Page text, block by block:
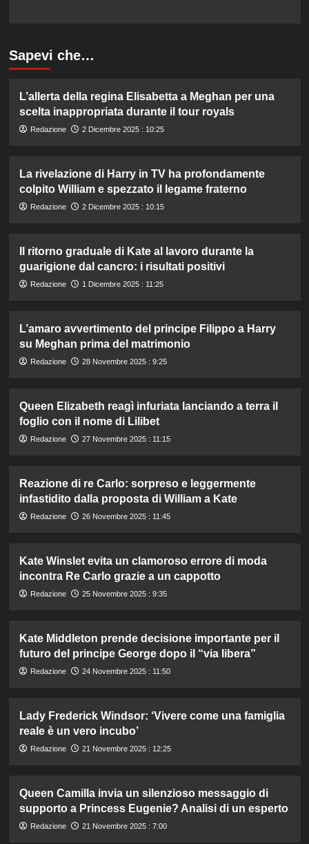
Sapevi che…
L’allerta della regina Elisabetta a Meghan per una
scelta inappropriata durante il tour royals
Redazione 2 Dicembre 2025 : 10:25
La rivelazione di Harry in TV ha profondamente
colpito William e spezzato il legame fraterno
Redazione 2 Dicembre 2025 : 10:15
Il ritorno graduale di Kate al lavoro durante la
guarigione dal cancro: i risultati positivi
Redazione 1 Dicembre 2025 : 11:25
L’amaro avvertimento del principe Filippo a Harry
su Meghan prima del matrimonio
Redazione 28 Novembre 2025 : 9:25
Queen Elizabeth reagì infuriata lanciando a terra il
foglio con il nome di Lilibet
Redazione 27 Novembre 2025 : 11:15
Reazione di re Carlo: sorpreso e leggermente
infastidito dalla proposta di William a Kate
Redazione 26 Novembre 2025 : 11:45
Kate Winslet evita un clamoroso errore di moda
incontra Re Carlo grazie a un cappotto
Redazione 25 Novembre 2025 : 9:35
Kate Middleton prende decisione importante per il
futuro del principe George dopo il “via libera”
Redazione 24 Novembre 2025 : 11:50
Lady Frederick Windsor: ‘Vivere come una famiglia
reale è un vero incubo’
Redazione 21 Novembre 2025 : 12:25
Queen Camilla invia un silenzioso messaggio di
supporto a Princess Eugenie? Analisi di un esperto
Redazione 21 Novembre 2025 : 7:00